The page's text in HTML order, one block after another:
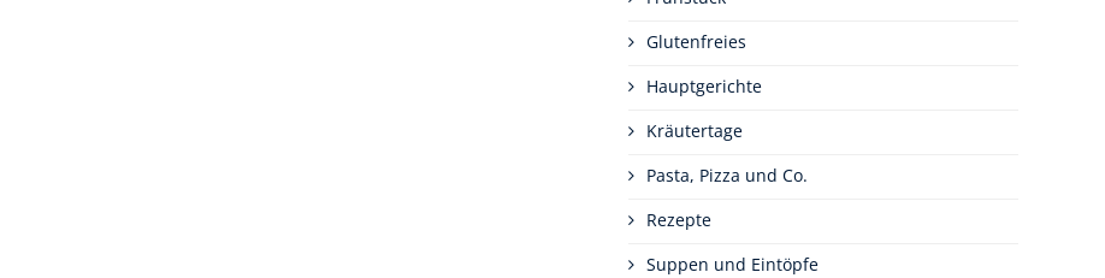
Glutenfreies
Hauptgerichte
Kräutertage
Pasta, Pizza und Co.
Rezepte
Suppen und Eintöpfe